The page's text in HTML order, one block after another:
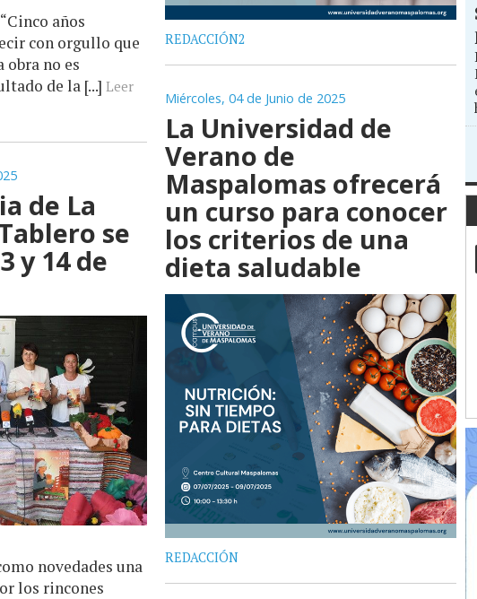
años
con orgullo que
obra no es
de la [...] Leer
de La
se
y 14 de
novedades una
los rincones
REDACCIÓN2
Miércoles, 04 de Junio de 2025
La Universidad de
Verano de
Maspalomas ofrecerá
un curso para conocer
los criterios de una
dieta saludable
REDACCIÓN